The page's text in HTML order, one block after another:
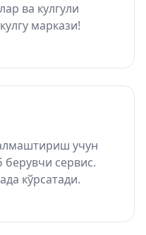
ва кулгули
маркази!
учун
сервис.
кўрсатади.